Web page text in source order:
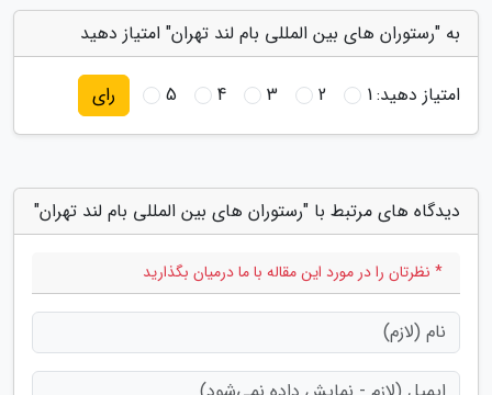
به "رستوران های بین المللی بام لند تهران" امتیاز دهید
امتیاز دهید:1
2
3
4
5 رای
دیدگاه های مرتبط با "رستوران های بین المللی بام لند تهران"
* نظرتان را در مورد این مقاله با ما درمیان بگذارید